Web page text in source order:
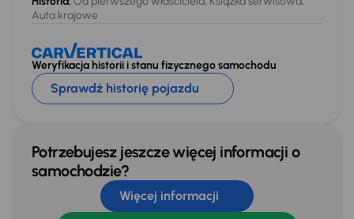
Auta krajowe
Weryfikacja historii i stanu fizycznego samochodu
Sprawdź historię pojazdu
Potrzebujesz jeszcze więcej informacji o
samochodzie?
Więcej informacji